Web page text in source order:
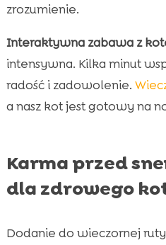
zrozumienie.
Interaktywna zabawa z
intensywna. Kilka minut
radość i zadowolenie.
a nasz kot jest gotowy na
Karma przed
dla zdrowego
Dodanie do wieczornej